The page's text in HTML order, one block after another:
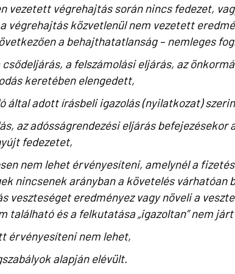
vezetett végrehajtás során nincs fedezet,
végrehajtás közvetlenül nem vezetett
a behajthatatlanság – nemleges
a felszámolási eljárás, az
keretében elengedett,
által adott írásbeli igazolás (nyilatkozat)
az adósságrendezési eljárás
fedezetet,
nem lehet érvényesíteni, amelynél a
nincsenek arányban a követelés várhatóan
veszteséget eredményez vagy növeli a
található és a felkutatása „igazoltan” nem
érvényesíteni nem lehet,
alapján elévült.